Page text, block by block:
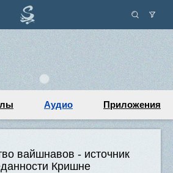
Аудио Приложения
вайшнавов - источник
Кришне